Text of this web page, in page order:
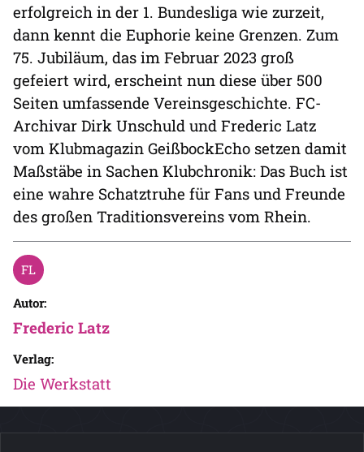
erfolgreich in der 1. Bundesliga wie zurzeit,
dann kennt die Euphorie keine Grenzen. Zum
75. Jubiläum, das im Februar 2023 groß
gefeiert wird, erscheint nun diese über 500
Seiten umfassende Vereinsgeschichte. FC-
Archivar Dirk Unschuld und Frederic Latz
vom Klubmagazin GeißbockEcho setzen damit
Maßstäbe in Sachen Klubchronik: Das Buch ist
eine wahre Schatztruhe für Fans und Freunde
des großen Traditionsvereins vom Rhein.
Autor:
Frederic Latz
Verlag:
Die Werkstatt